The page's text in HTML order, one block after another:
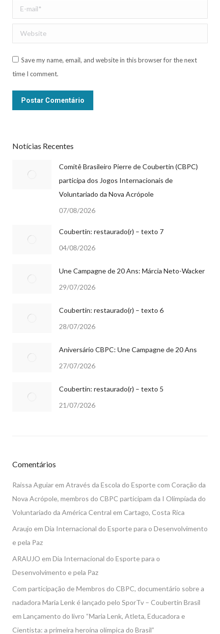
E-mail *
Website
Save my name, email, and website in this browser for the next
time I comment.
Postar Comentário
Notícias Recentes
Comitê Brasileiro Pierre de Coubertin (CBPC)
participa dos Jogos Internacionais de
Voluntariado da Nova Acrópole
07/08/2026
Coubertin: restaurado(r) – texto 7
04/08/2026
Une Campagne de 20 Ans: Márcia Neto-Wacker
29/07/2026
Coubertin: restaurado(r) – texto 6
28/07/2026
Aniversário CBPC: Une Campagne de 20 Ans
27/07/2026
Coubertin: restaurado(r) – texto 5
21/07/2026
Comentários
Raissa Aguiar em Através da Escola do Esporte com Coração da
Nova Acrópole, membros do CBPC participam da I Olimpíada do
Voluntariado da América Central em Cartago, Costa Rica
Araujo em Dia Internacional do Esporte para o Desenvolvimento
e pela Paz
ARAUJO em Dia Internacional do Esporte para o
Desenvolvimento e pela Paz
Com participação de Membros do CBPC, documentário sobre a
nadadora Maria Lenk é lançado pelo SporTv – Coubertin Brasil
em Lançamento do livro “Maria Lenk, Atleta, Educadora e
Cientista: a primeira heroína olímpica do Brasil”